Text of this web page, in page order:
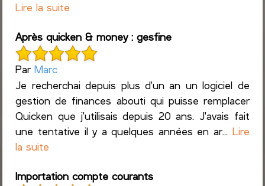
Lire la suite
Après quicken & money : gesfine
ParMarc
Je recherchai depuis plus d'un an un logiciel de
gestion de finances abouti qui puisse remplacer
Quicken que j'utilisais depuis 20 ans. J'avais fait
une tentative il y a quelques années en ar... Lire
la suite
Importation compte courants